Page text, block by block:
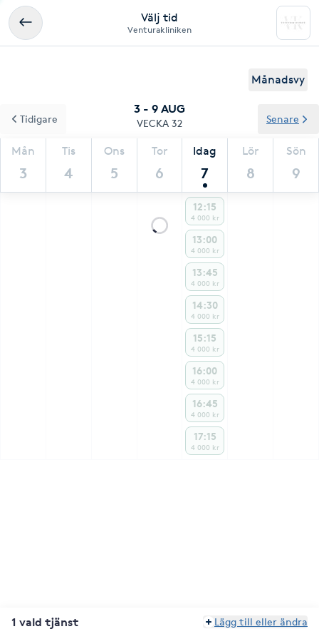
Välj tid
Venturakliniken
Månadsvy
3 - 9 AUG
VECKA 32
Mån
3
Tis
4
Ons
5
Tor
6
Idag
7
Lör
8
Sön
9
Tidigare Senare
12:15
4 000 kr
13:00
4 000 kr
13:45
4 000 kr
14:30
4 000 kr
15:15
4 000 kr
16:00
4 000 kr
16:45
4 000 kr
17:15
4 000 kr
1 vald tjänst Lägg till eller ändra